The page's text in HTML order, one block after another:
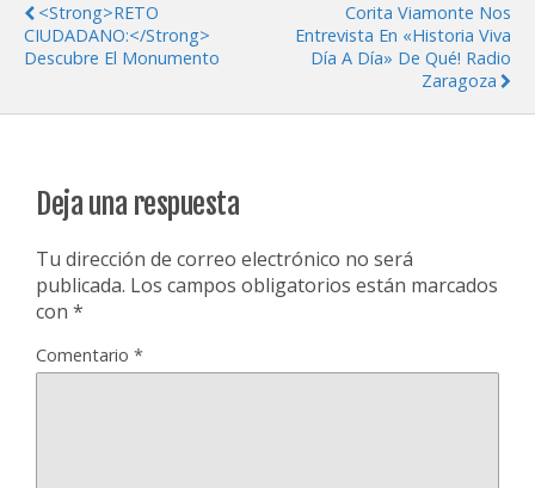
<strong>RETO
CIUDADANO:</strong>
Descubre El Monumento
Corita Viamonte Nos
Entrevista En «Historia Viva
Día A Día» De Qué! Radio
Zaragoza
Deja una respuesta
Tu dirección de correo electrónico no será
publicada. Los campos obligatorios están marcados
con *
Comentario *